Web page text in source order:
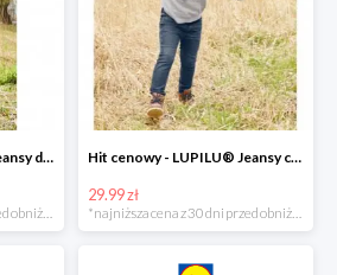
Hit cenowy - LUPILU® Jeansy dziewczęce slim fit Hit cenowy - LUPILU® Jeansy chłopięce slim fit
29.99 zł